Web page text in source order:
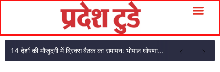
14 देशों की मौजूदगी में ब्रिक्स बैठक का समापन: भोपाल घोषणा पत्र अपनाया